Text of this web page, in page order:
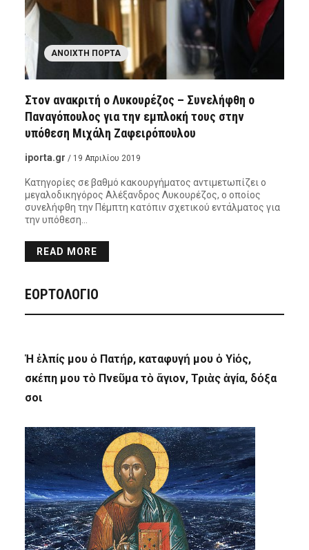
ΑΝΟΙΧΤΉ ΠΌΡΤΑ
Στον ανακριτή ο Λυκουρέζος – Συνελήφθη ο
Παναγόπουλος για την εμπλοκή τους στην
υπόθεση Μιχάλη Ζαφειρόπουλου
iporta.gr / 19 Απριλίου 2019
Κατηγορίες σε βαθμό κακουργήματος αντιμετωπίζει ο
μεγαλοδικηγόρος Αλέξανδρος Λυκουρέζος, ο οποίος
συνελήφθη την Πέμπτη κατόπιν σχετικού εντάλματος για
την υπόθεση…
READ MORE
ΕΟΡΤΟΛΟΓΙΟ
Ἡ ἐλπίς μου ὁ Πατήρ, καταφυγή μου ὁ Υἱός,
σκέπη μου τὸ Πνεῦμα τὸ ἅγιον, Τριὰς ἁγία, δόξα
σοι